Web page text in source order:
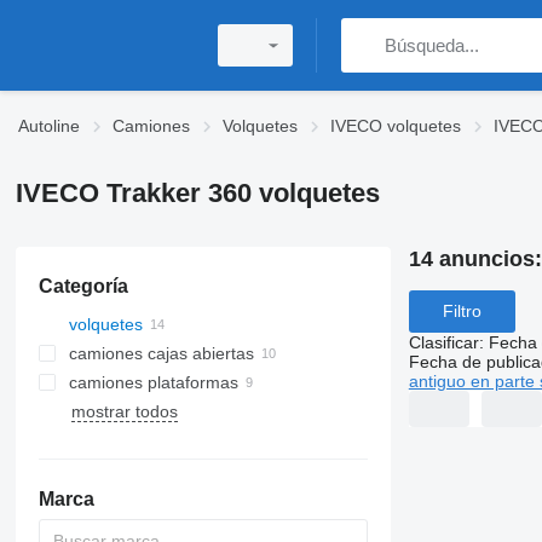
Autoline Camiones Volquetes IVECO volquetes
IVECO Trakker 360 volquetes
Categoría
volquetes
camiones cajas abiertas
camiones plataformas
mostrar todos
Marca
14 anuncios:
Filtro
Clasificar: Fecha
Fecha de
antiguo en parte